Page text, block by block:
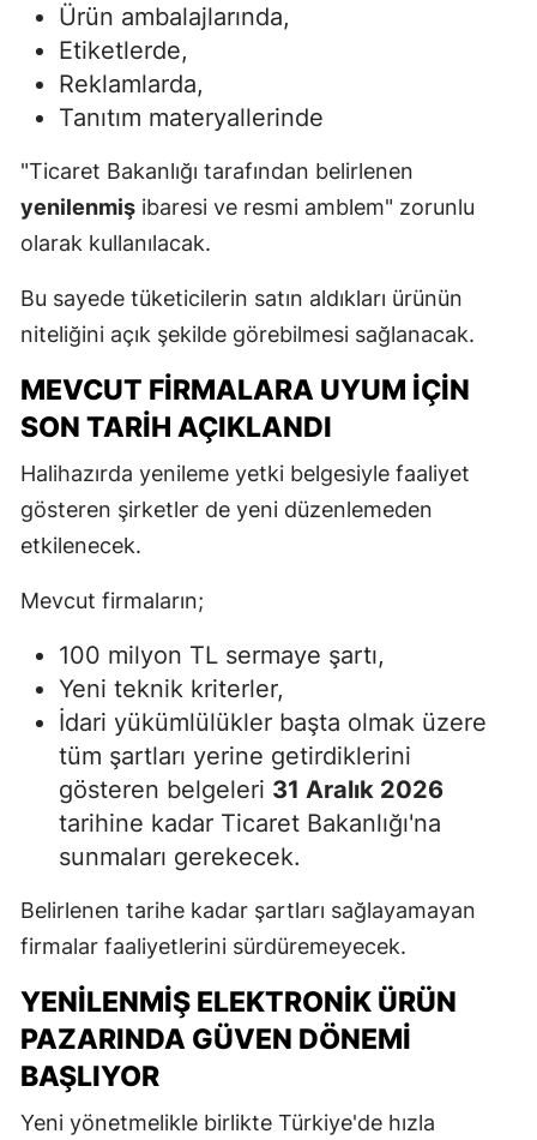
Ürün ambalajlarında,
Etiketlerde,
Reklamlarda,
Tanıtım materyallerinde
"Ticaret Bakanlığı tarafından belirlenen
yenilenmiş ibaresi ve resmi amblem" zorunlu
olarak kullanılacak.
Bu sayede tüketicilerin satın aldıkları ürünün
niteliğini açık şekilde görebilmesi sağlanacak.
MEVCUT FIRMALARA UYUM İÇIN
SON TARIH AÇIKLANDI
Halihazırda yenileme yetki belgesiyle faaliyet
gösteren şirketler de yeni düzenlemeden
etkilenecek.
Mevcut firmaların;
100 milyon TL sermaye şartı,
Yeni teknik kriterler,
İdari yükümlülükler başta olmak üzere
tüm şartları yerine getirdiklerini
gösteren belgeleri 31 Aralık 2026
tarihine kadar Ticaret Bakanlığı'na
sunmaları gerekecek.
Belirlenen tarihe kadar şartları sağlayamayan
firmalar faaliyetlerini sürdüremeyecek.
YENILENMIŞ ELEKTRONIK ÜRÜN
PAZARINDA GÜVEN DÖNEMI
BAŞLIYOR
Yeni yönetmelikle birlikte Türkiye'de hızla